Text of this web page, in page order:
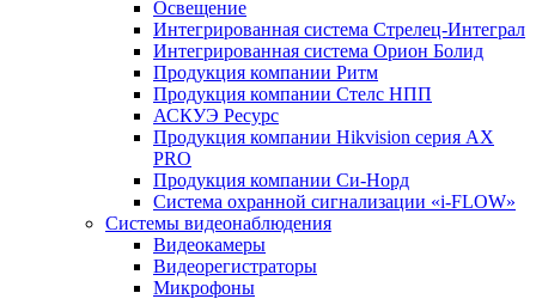
Освещение
Интегрированная система Стрелец-Интеграл
Интегрированная система Орион Болид
Продукция компании Ритм
Продукция компании Стелс НПП
АСКУЭ Ресурс
Продукция компании Hikvision серия AX
PRO
Продукция компании Си-Норд
Система охранной сигнализации «i-FLOW»
Системы видеонаблюдения
Видеокамеры
Видеорегистраторы
Микрофоны